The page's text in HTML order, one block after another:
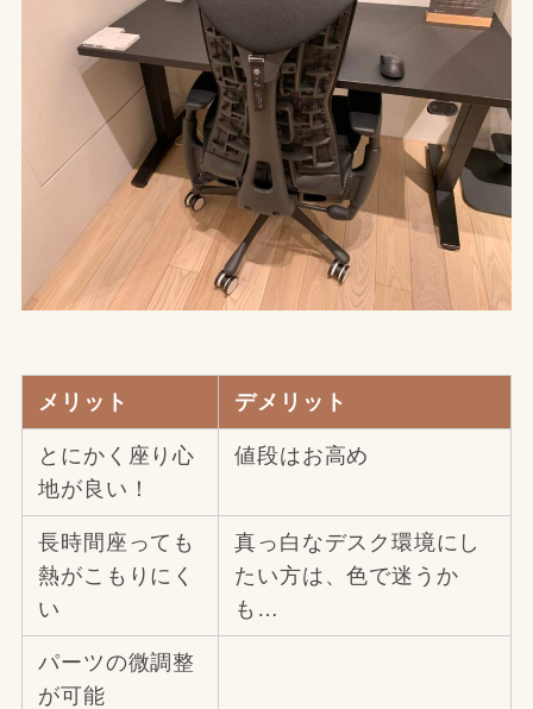
メリット デメリット
とにかく座り心
地が良い！
値段はお高め
長時間座っても
熱がこもりにく
い
真っ白なデスク環境にし
たい方は、色で迷うか
も…
パーツの微調整
が可能